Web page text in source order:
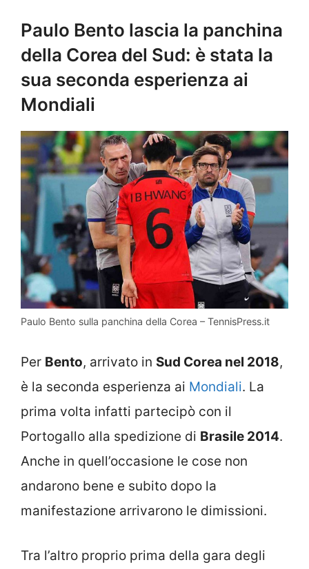
Paulo Bento lascia la panchina
della Corea del Sud: è stata la
sua seconda esperienza ai
Mondiali
Paulo Bento sulla panchina della Corea – TennisPress.it
Per Bento, arrivato in Sud Corea nel 2018,
è la seconda esperienza ai Mondiali. La
prima volta infatti partecipò con il
Portogallo alla spedizione di Brasile 2014.
Anche in quell’occasione le cose non
andarono bene e subito dopo la
manifestazione arrivarono le dimissioni.
Tra l’altro proprio prima della gara degli